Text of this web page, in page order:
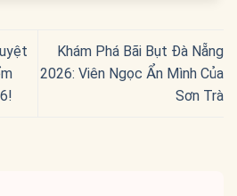
Khám Phá Bãi Bụt Đà Nẵng
2026: Viên Ngọc Ẩn Mình Của
Sơn Trà